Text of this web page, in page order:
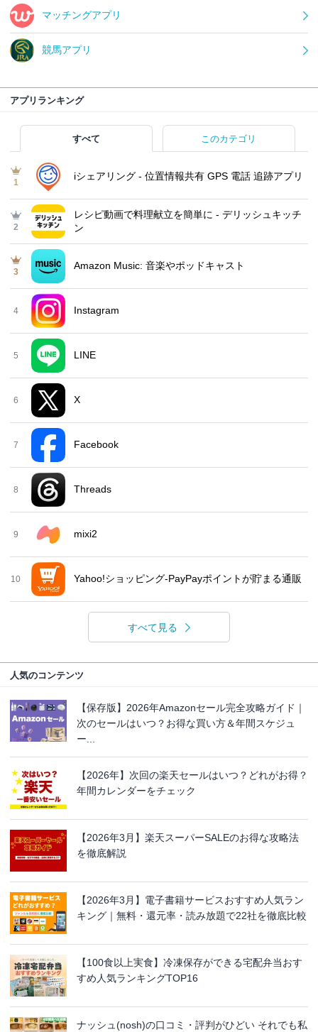
マッチングアプリ
競馬アプリ
アプリランキング
すべて このカテゴリ
1
iシェアリング - 位置情報共有 GPS 電話 追跡アプリ
2
レシピ動画で料理献立を簡単‪に - デリッシュキッチ
ン
3
Amazon Music: 音楽やポッドキャスト
4 Instagram
5 LINE
6 X
7 Facebook
8 Threads
9 mixi2
10 Yahoo!ショッピング-PayPayポイントが貯まる通販
すべて見る
人気のコンテンツ
【保存版】2026年Amazonセール完全攻略ガイド｜
次のセールはいつ？お得な買い方＆年間スケジュ
ー...
【2026年】次回の楽天セールはいつ？どれがお得？
年間カレンダーをチェック
【2026年3月】楽天スーパーSALEのお得な攻略法
を徹底解説
【2026年3月】電子書籍サービスおすすめ人気ラン
キング｜無料・還元率・読み放題で22社を徹底比較
【100食以上実食】冷凍保存ができる宅配弁当おす
すめ人気ランキングTOP16
ナッシュ(nosh)の口コミ・評判がひどい それでも私